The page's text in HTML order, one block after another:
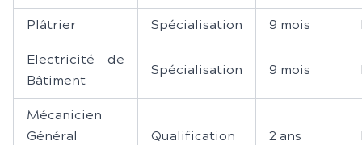
Plâtrier Spécialisation 9 mois
Electricité de
Bâtiment
Spécialisation 9 mois
Mécanicien
Général
Qualification 2 ans